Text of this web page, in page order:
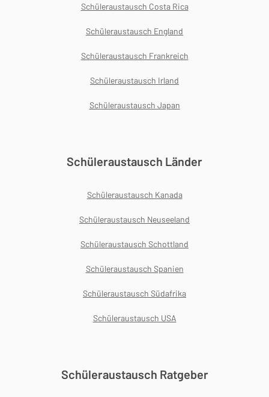
Schüleraustausch Costa Rica
Schüleraustausch England
Schüleraustausch Frankreich
Schüleraustausch Irland
Schüleraustausch Japan
Schüleraustausch Länder
Schüleraustausch Kanada
Schüleraustausch Neuseeland
Schüleraustausch Schottland
Schüleraustausch Spanien
Schüleraustausch Südafrika
Schüleraustausch USA
Schüleraustausch Ratgeber